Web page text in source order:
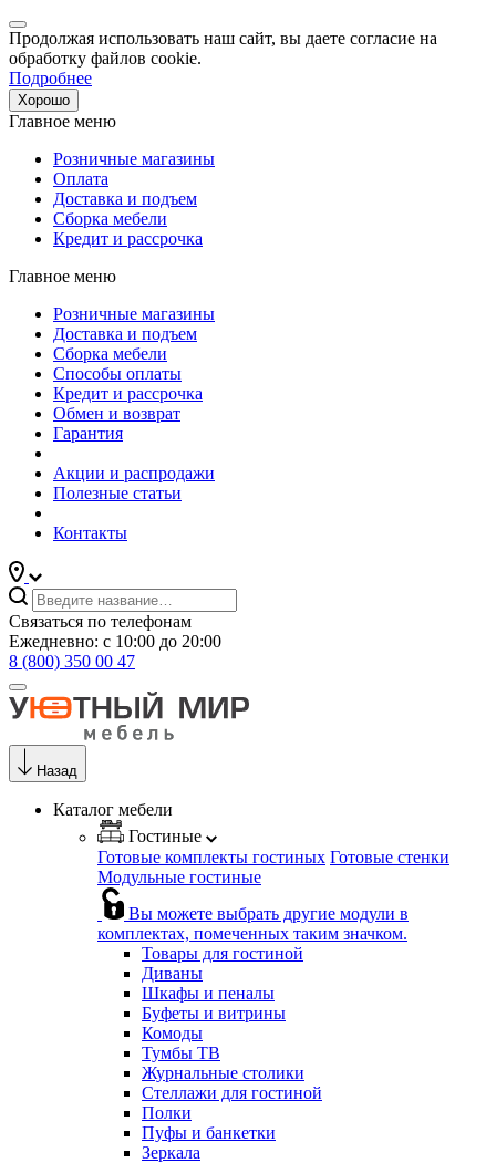
Продолжая использовать наш сайт, вы даете согласие на
обработку файлов cookie.
Подробнее
Хорошо
Главное меню
Розничные магазины
Оплата
Доставка и подъем
Сборка мебели
Кредит и рассрочка
Главное меню
Розничные магазины
Доставка и подъем
Сборка мебели
Способы оплаты
Кредит и рассрочка
Обмен и возврат
Гарантия
Акции и распродажи
Полезные статьи
Контакты
Связаться по телефонам
Ежедневно: с 10:00 до 20:00
8 (800) 350 00 47
Назад
Каталог мебели
Гостиные
Готовые комплекты гостиных Готовые стенки
Модульные гостиные
Вы можете выбрать другие модули в
комплектах, помеченных таким значком.
Товары для гостиной
Диваны
Шкафы и пеналы
Буфеты и витрины
Комоды
Тумбы ТВ
Журнальные столики
Стеллажи для гостиной
Полки
Пуфы и банкетки
Зеркала